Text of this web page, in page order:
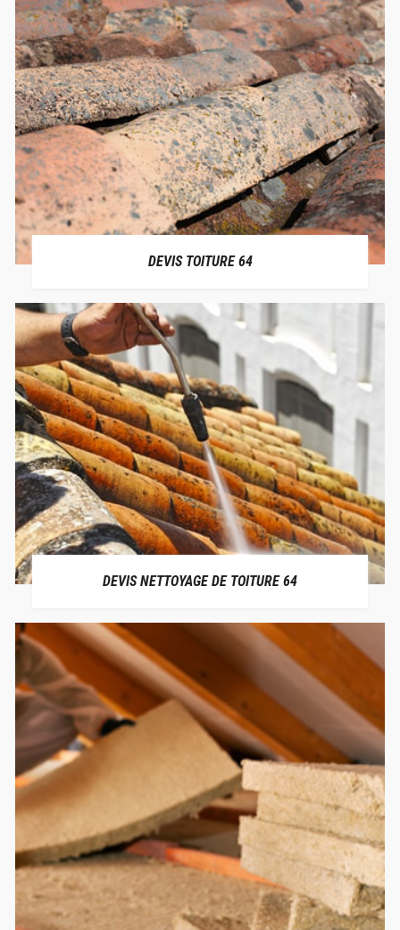
DEVIS TOITURE 64
DEVIS NETTOYAGE DE TOITURE 64